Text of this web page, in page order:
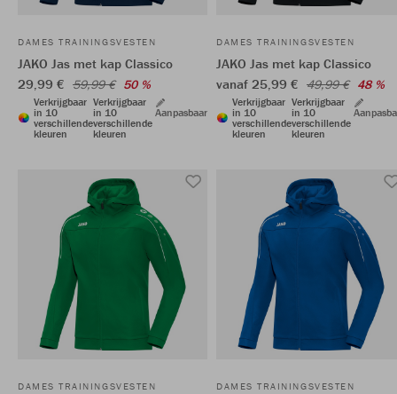
DAMES TRAININGSVESTEN
JAKO Jas met kap Classico
29,99 € 59,99 € 50 %
Verkrijgbaar
in 10
verschillende
kleuren
Verkrijgbaar
in 10
verschillende
kleuren
Aanpasbaar
DAMES TRAININGSVESTEN
JAKO Jas met kap Classico
vanaf 25,99 € 49,99 € 48 %
Verkrijgbaar
in 10
verschillende
kleuren
Verkrijgbaar
in 10
verschillende
kleuren
DAMES TRAININGSVESTEN DAMES TRAININGSVESTEN